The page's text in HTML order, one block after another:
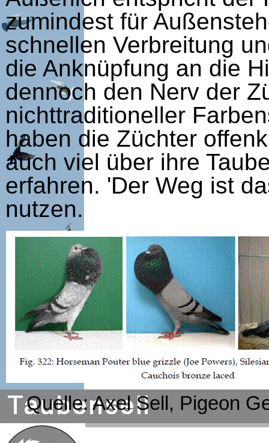
zumindest für
schnellen Verbreitung
die Anknüpfung an die
dennoch den Nerv der
nichttraditioneller
haben die Züchter
auch viel über ihre
erfahren. 'Der Weg ist
nutzen.
Quelle: Axel Sell, Pigeon